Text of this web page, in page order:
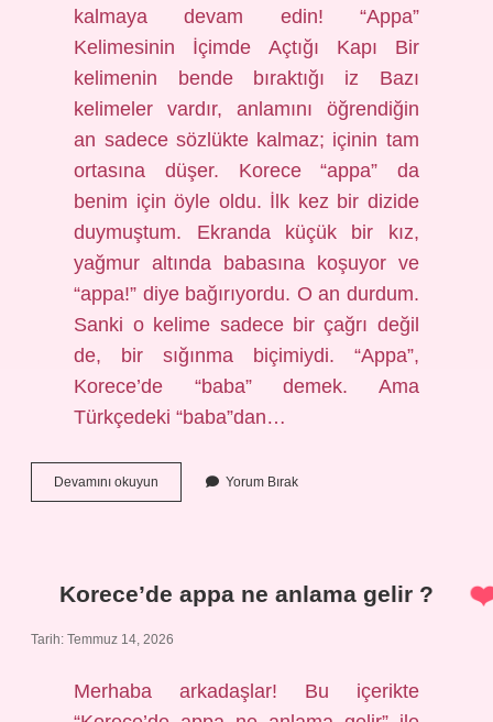
kalmaya devam edin! “Appa”
Kelimesinin İçimde Açtığı Kapı Bir
kelimenin bende bıraktığı iz Bazı
kelimeler vardır, anlamını öğrendiğin
an sadece sözlükte kalmaz; içinin tam
ortasına düşer. Korece “appa” da
benim için öyle oldu. İlk kez bir dizide
duymuştum. Ekranda küçük bir kız,
yağmur altında babasına koşuyor ve
“appa!” diye bağırıyordu. O an durdum.
Sanki o kelime sadece bir çağrı değil
de, bir sığınma biçimiydi. “Appa”,
Korece’de “baba” demek. Ama
Türkçedeki “baba”dan…
Devamını okuyun Korece’de
appa
Yorum Bırak
Korece’de appa ne anlama gelir ?
Tarih: Temmuz 14, 2026
Merhaba arkadaşlar! Bu içerikte